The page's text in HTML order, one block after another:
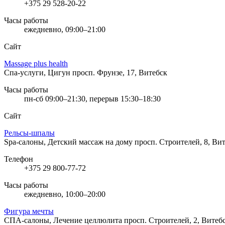
+375 29 528-20-22
Часы работы
ежедневно, 09:00–21:00
Сайт
Massage plus health
Спа-услуги, Цигун просп. Фрунзе, 17, Витебск
Часы работы
пн-сб 09:00–21:30, перерыв 15:30–18:30
Сайт
Рельсы-шпалы
Spa-салоны, Детский массаж на дому просп. Строителей, 8,
Телефон
+375 29 800-77-72
Часы работы
ежедневно, 10:00–20:00
Фигура мечты
СПА-салоны, Лечение целлюлита просп. Строителей, 2,